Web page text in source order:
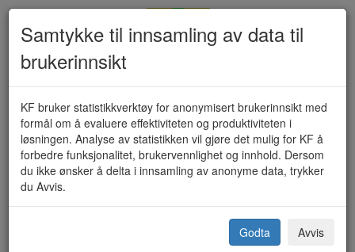
Kartbestilling (KF-275)
Leirfjord kommune
Samtykke til innsamling av data til
brukerinnsikt
KF bruker statistikkverktøy for anonymisert brukerinnsikt med
formål om å evaluere effektiviteten og produktiviteten i
løsningen. Analyse av statistikken vil gjøre det mulig for KF å
forbedre funksjonalitet, brukervennlighet og innhold. Dersom
du ikke ønsker å delta i innsamling av anonyme data, trykker
du Avvis.
Godta Avvis